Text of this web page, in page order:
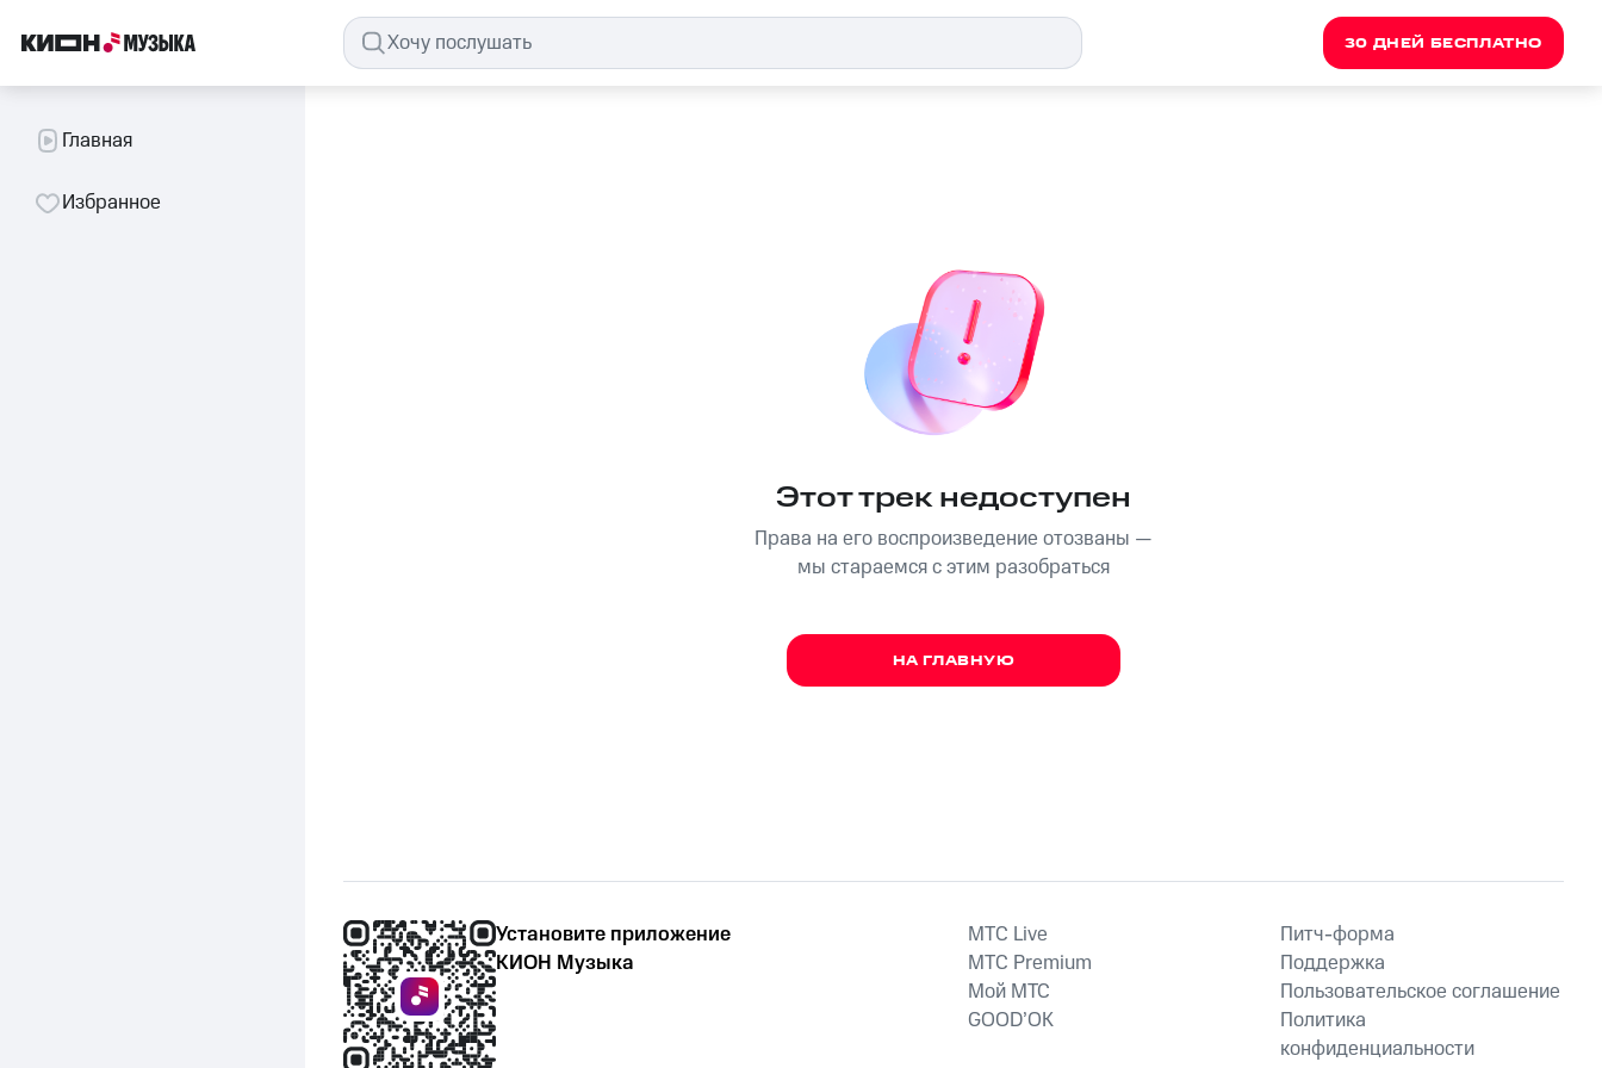
30 ДНЕЙ БЕСПЛАТНО
Главная
Избранное
Этот трек недоступен
Права на его воспроизведение отозваны —
мы стараемся с этим разобраться
НА ГЛАВНУЮ
Установите приложение
КИОН Музыка
MTС Live
MTС Premium
Мой МТС
GOOD’OK
Питч-форма
Поддержка
Пользовательское соглашение
Политика
конфиденциальности